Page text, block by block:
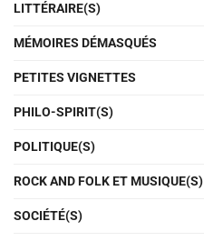
LITTÉRAIRE(S)
MÉMOIRES DÉMASQUÉS
PETITES VIGNETTES
PHILO-SPIRIT(S)
POLITIQUE(S)
ROCK AND FOLK ET MUSIQUE(S)
SOCIÉTÉ(S)